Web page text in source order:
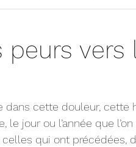
vers
dans cette douleur, cette
le jour ou l’année que
qui ont précédées,